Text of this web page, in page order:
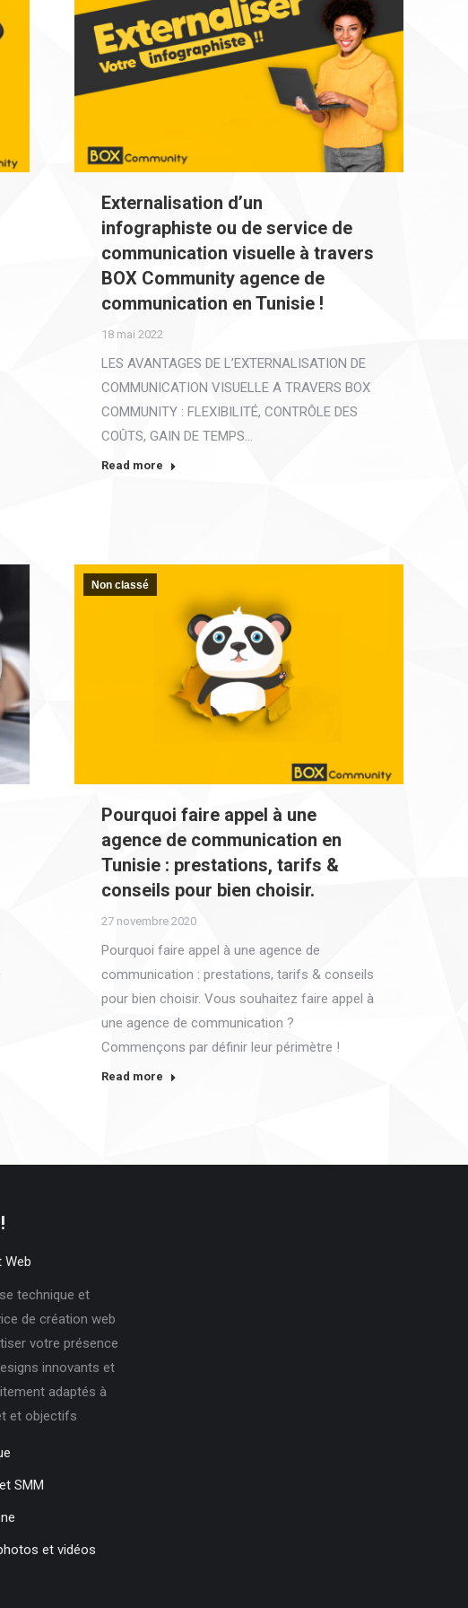
Externalisation d’un
infographiste ou de service de
communication visuelle à travers
BOX Community agence de
communication en Tunisie !
18 mai 2022
LES AVANTAGES DE L’EXTERNALISATION DE
COMMUNICATION VISUELLE A TRAVERS BOX
COMMUNITY : FLEXIBILITÉ, CONTRÔLE DES
COÛTS, GAIN DE TEMPS…
Read more
Non classé
Pourquoi faire appel à une
agence de communication en
Tunisie : prestations, tarifs &
conseils pour bien choisir.
27 novembre 2020
Pourquoi faire appel à une agence de
communication : prestations, tarifs & conseils
pour bien choisir. Vous souhaitez faire appel à
une agence de communication ?
Commençons par définir leur périmètre !
Read more
Web
technique et
de création web
votre présence
innovants et
adaptés à
et objectifs
SMM
et vidéos